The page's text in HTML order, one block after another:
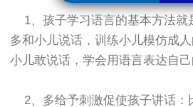
1、孩子学习语言的基本方法就
多和小儿说话，训练小儿模仿成
小儿敢说话，学会用语言表达自己
2、多给予刺激促使孩子讲话：